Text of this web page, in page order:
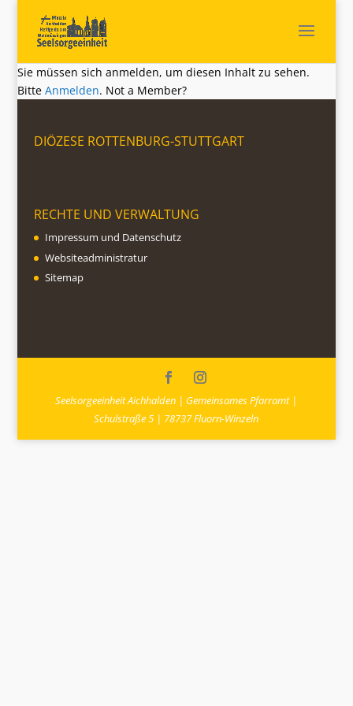
Sie müssen sich anmelden, um diesen Inhalt zu sehen.
BitteAnmelden. Not a Member?
DIÖZESE ROTTENBURG-STUTTGART
RECHTE UND VERWALTUNG
Impressum und Datenschutz
Websiteadministratur
Sitemap
Seelsorgeeinheit Aichhalden | Gemeinsames Pfarramt |
Schulstraße 5 | 78737 Fluorn-Winzeln